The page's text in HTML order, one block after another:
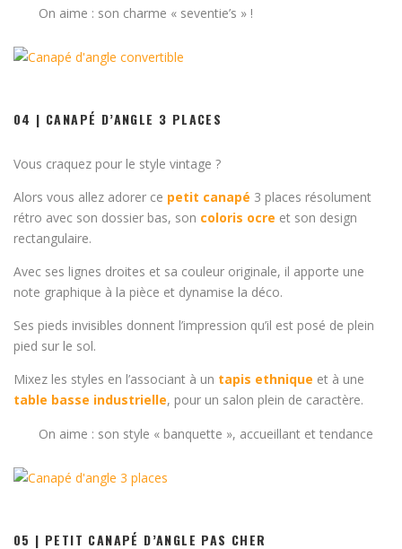
On aime : son charme « seventie’s » !
04 | CANAPÉ D’ANGLE 3 PLACES
Vous craquez pour le style vintage ?
Alors vous allez adorer ce petit canapé 3 places résolument
rétro avec son dossier bas, son coloris ocre et son design
rectangulaire.
Avec ses lignes droites et sa couleur originale, il apporte une
note graphique à la pièce et dynamise la déco.
Ses pieds invisibles donnent l’impression qu’il est posé de plein
pied sur le sol.
Mixez les styles en l’associant à un tapis ethnique et à une
table basse industrielle, pour un salon plein de caractère.
On aime : son style « banquette », accueillant et tendance
05 | PETIT CANAPÉ D’ANGLE PAS CHER